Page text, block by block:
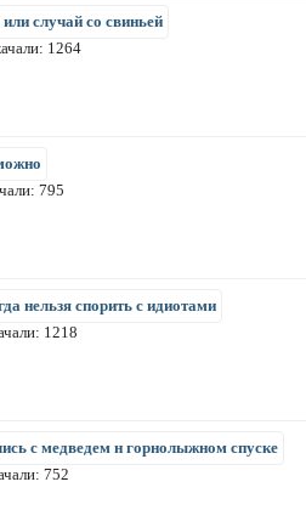
случай со свиньей
1264
795
нельзя спорить с идиотами
1218
с медведем н горнолыжном спуске
752